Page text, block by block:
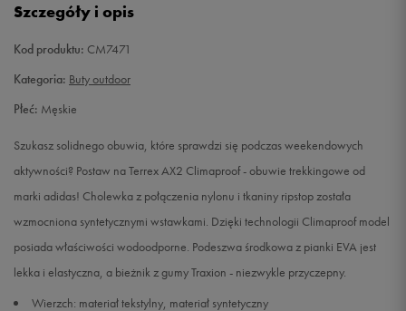
40 2/3 25,5 cm
41 1/3
42 26,5 cm Powiadom o dostępności
Powiadom o dostępności
44 28 cm Powiadom o dostępności
Szczegóły i opis
Kod produktu: CM7471
Kategoria: Buty outdoor
Płeć: Męskie
Szukasz solidnego obuwia, które sprawdzi się podczas weekendowych
aktywności? Postaw na Terrex AX2 Climaproof - obuwie trekkingowe od
marki adidas! Cholewka z połączenia nylonu i tkaniny ripstop została
wzmocniona syntetycznymi wstawkami. Dzięki technologii Climaproof model
posiada właściwości wodoodporne. Podeszwa środkowa z pianki EVA jest
lekka i elastyczna, a bieżnik z gumy Traxion - niezwykle przyczepny.
Wierzch: materiał tekstylny, materiał syntetyczny